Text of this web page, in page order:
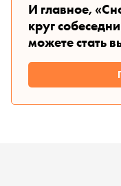
И главное,
круг
можете стать